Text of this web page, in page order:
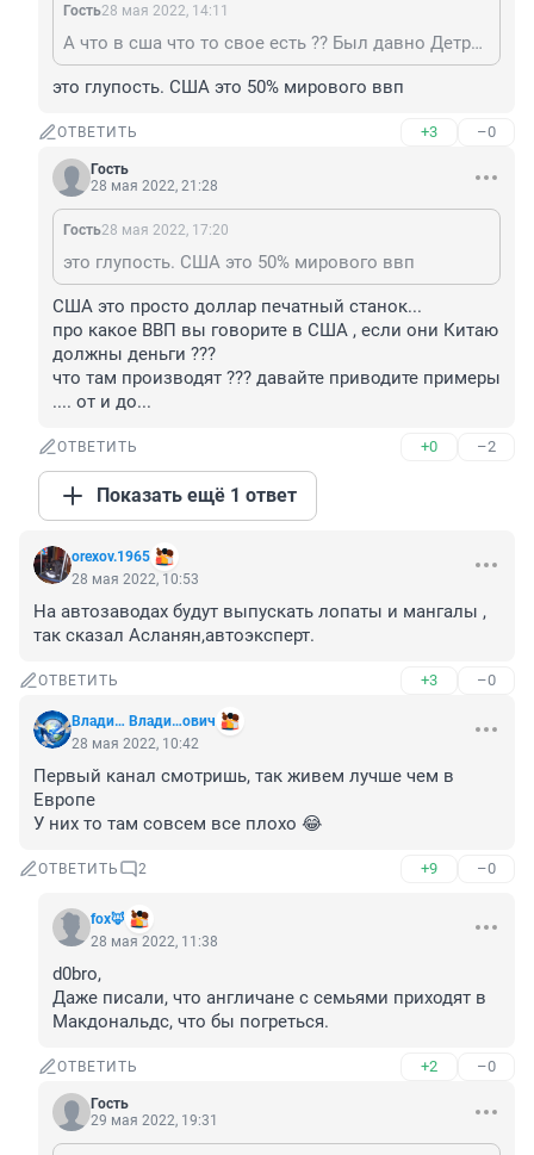
Гость28 мая 2022, 14:11
А что в сша что то свое есть ?? Был давно Детройт авто мира, счас этот город нищиты... и все производство у них в Тайване, индии и китае...и так во всем мире
это глупость. США это 50% мирового ввп
ОТВЕТИТЬ +3 –0
Гость
28 мая 2022, 21:28
Гость28 мая 2022, 17:20
это глупость. США это 50% мирового ввп
США это просто доллар печатный станок...
про какое ВВП вы говорите в США , если они Китаю
должны деньги ???
что там производят ??? давайте приводите примеры
.... от и до...
ОТВЕТИТЬ +0 –2
Показать ещё 1 ответ
orexov.1965
28 мая 2022, 10:53
На автозаводах будут выпускать лопаты и мангалы ,
так сказал Асланян,автоэксперт.
ОТВЕТИТЬ +3 –0
Влади… Влади…ович
28 мая 2022, 10:42
Первый канал смотришь, так живем лучше чем в
Европе
У них то там совсем все плохо 😂
ОТВЕТИТЬ 2 +9 –0
fox🦊
28 мая 2022, 11:38
d0bro,
Даже писали, что англичане с семьями приходят в
Макдональдс, что бы погреться.
ОТВЕТИТЬ +2 –0
Гость
29 мая 2022, 19:31